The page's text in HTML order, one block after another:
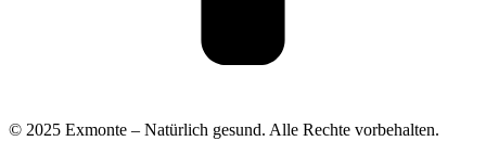
© 2025 Exmonte – Natürlich gesund. Alle Rechte vorbehalten.